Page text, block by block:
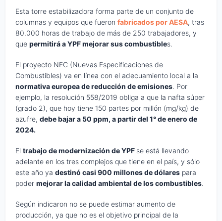
Esta torre estabilizadora forma parte de un conjunto de
columnas y equipos que fueronfabricados por AESA, tras
80.000 horas de trabajo de más de 250 trabajadores, y
quepermitirá a YPF mejorar sus combustibles.
El proyecto NEC (Nuevas Especificaciones de
Combustibles) va en línea con el adecuamiento local a la
normativa europea de reducción de emisiones. Por
ejemplo, la resolución 558/2019 obliga a que la nafta súper
(grado 2), que hoy tiene 150 partes por millón (mg/kg) de
azufre,debe bajar a 50 ppm, a partir del 1° de enero de
2024.
Eltrabajo de modernización de YPF se está llevando
adelante en los tres complejos que tiene en el país, y sólo
este año yadestinó casi 900 millones de dólares para
podermejorar la calidad ambiental de los combustibles.
Según indicaron no se puede estimar aumento de
producción, ya que no es el objetivo principal de la